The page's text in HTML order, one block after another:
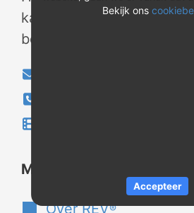
kantooruren contact met
bekijk onze
Meer over REV
Over REV®
Bekijk ons
Accepteer